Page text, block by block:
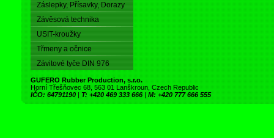
Záslepky, Přísavky, Dorazy
Závěsová technika
USIT-kroužky
Třmeny a očnice
Závitové tyče DIN 976
GUFERO Rubber Production, s.r.o.
Horní Třešňovec 68, 563 01 Lanškroun, Czech Republic
IČO: 64791190 | T: +420 469 333 666 | M: +420 777 666 555